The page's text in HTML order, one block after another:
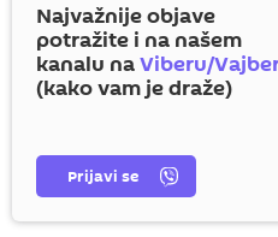
Najvažnije objave
potražite i na našem
kanalu naViberu/
(kako vam je draže)
Prijavi se